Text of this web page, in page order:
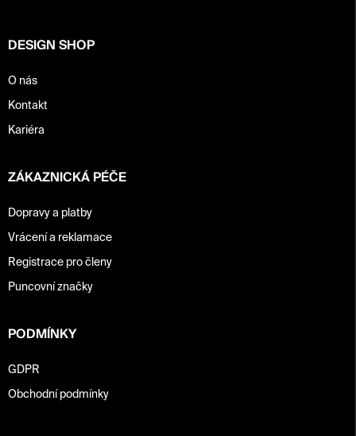
DESIGN SHOP
O nás
Kontakt
Kariéra
ZÁKAZNICKÁ PÉČE
Dopravy a platby
Vrácení a reklamace
Registrace pro členy
Puncovní značky
PODMÍNKY
GDPR
Obchodní podmínky